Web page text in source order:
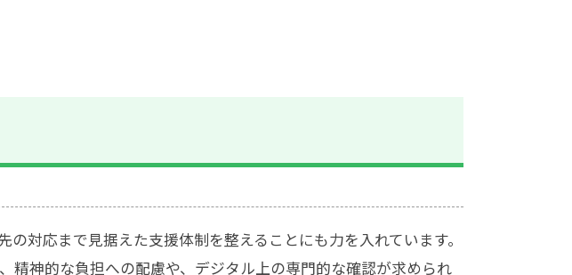
対応まで見据えた支援体制を整えることにも力を入れています。
神的な負担への配慮や、デジタル上の専門的な確認が求められ